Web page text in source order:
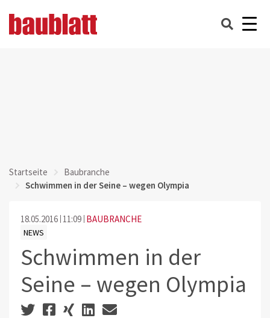
Startseite
Baubranche
Schwimmen in der Seine – wegen Olympia
18.05.2016 11:09 BAUBRANCHE
NEWS
Schwimmen in der
Seine – wegen Olympia